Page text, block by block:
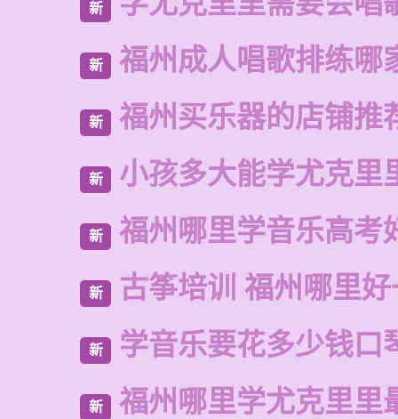
新
新 福州成人唱歌排练哪
新 福州买乐器的店铺推
新 小孩多大能学尤克里
新 福州哪里学音乐高考
新 古筝培训 福州哪里
新 学音乐要花多少钱口
新 福州哪里学尤克里里